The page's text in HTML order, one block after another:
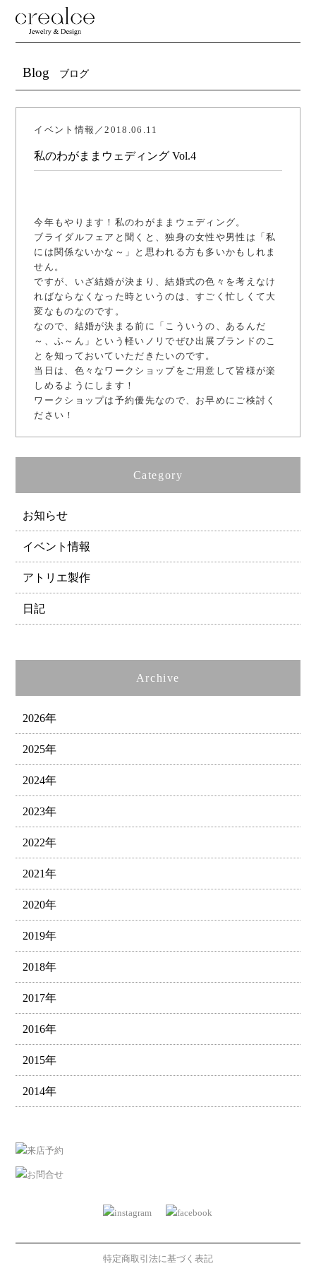
Blog ブログ
イベント情報／2018.06.11
私のわがままウェディング Vol.4
今年もやります！私のわがままウェディング。
ブライダルフェアと聞くと、独身の女性や男性は「私
には関係ないかな～」と思われる方も多いかもしれま
せん。
ですが、いざ結婚が決まり、結婚式の色々を考えなけ
ればならなくなった時というのは、すごく忙しくて大
変なものなのです。
なので、結婚が決まる前に「こういうの、あるんだ
～、ふ～ん」という軽いノリでぜひ出展ブランドのこ
とを知っておいていただきたいのです。
当日は、色々なワークショップをご用意して皆様が楽
しめるようにします！
ワークショップは予約優先なので、お早めにご検討く
ださい！
Category
お知らせ
イベント情報
アトリエ製作
日記
Archive
2026年
2025年
2024年
2023年
2022年
2021年
2020年
2019年
2018年
2017年
2016年
2015年
2014年
特定商取引法に基づく表記